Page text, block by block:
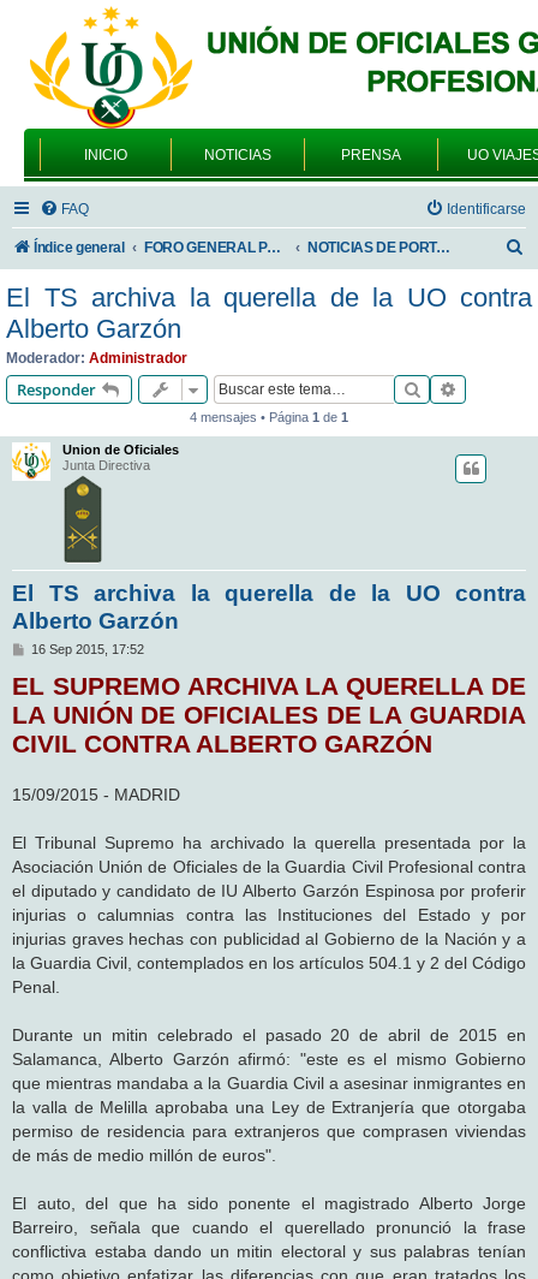
INICIO NOTICIAS PRENSA UO
FAQ Identificarse
Índice general FORO GENERAL PARA TODOS LOS USUARIOS NOTICIAS DE PORTADA
s
El TS archiva la querella de la UO contra
Alberto Garzón
Moderador: Administrador
Responder Buscar
4 mensajes • Página 1 de 1
Union de Oficiales
Junta Directiva
El TS archiva la querella de la UO contra
Alberto Garzón
M
n
s
a
j
e
16 Sep 2015, 17:52
EL SUPREMO ARCHIVA LA QUERELLA DE
LA UNIÓN DE OFICIALES DE LA GUARDIA
CIVIL CONTRA ALBERTO GARZÓN
15/09/2015 - MADRID
El Tribunal Supremo ha archivado la querella presentada por la
Asociación Unión de Oficiales de la Guardia Civil Profesional contra
el diputado y candidato de IU Alberto Garzón Espinosa por proferir
injurias o calumnias contra las Instituciones del Estado y por
injurias graves hechas con publicidad al Gobierno de la Nación y a
la Guardia Civil, contemplados en los artículos 504.1 y 2 del Código
Penal.
Durante un mitin celebrado el pasado 20 de abril de 2015 en
Salamanca, Alberto Garzón afirmó: "este es el mismo Gobierno
que mientras mandaba a la Guardia Civil a asesinar inmigrantes en
la valla de Melilla aprobaba una Ley de Extranjería que otorgaba
permiso de residencia para extranjeros que comprasen viviendas
de más de medio millón de euros".
El auto, del que ha sido ponente el magistrado Alberto Jorge
Barreiro, señala que cuando el querellado pronunció la frase
conflictiva estaba dando un mitin electoral y sus palabras tenían
como objetivo enfatizar las diferencias con que eran tratados los